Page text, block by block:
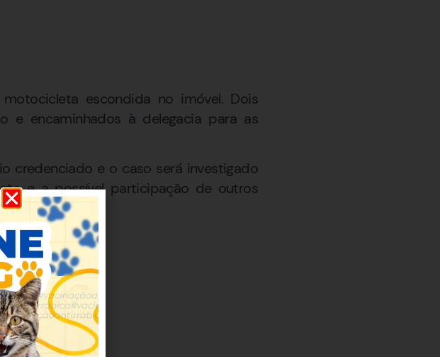
escondida no imóvel. Dois
e encaminhados à delegacia para as
credenciado e o caso será investigado
e a possível participação de outros